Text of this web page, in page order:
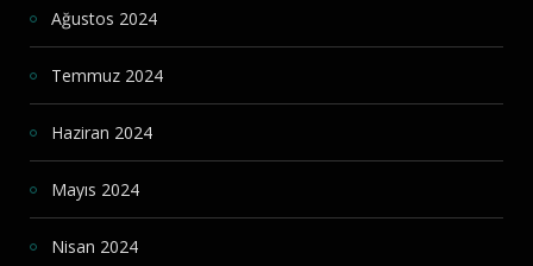
Ağustos 2024
Temmuz 2024
Haziran 2024
Mayıs 2024
Nisan 2024